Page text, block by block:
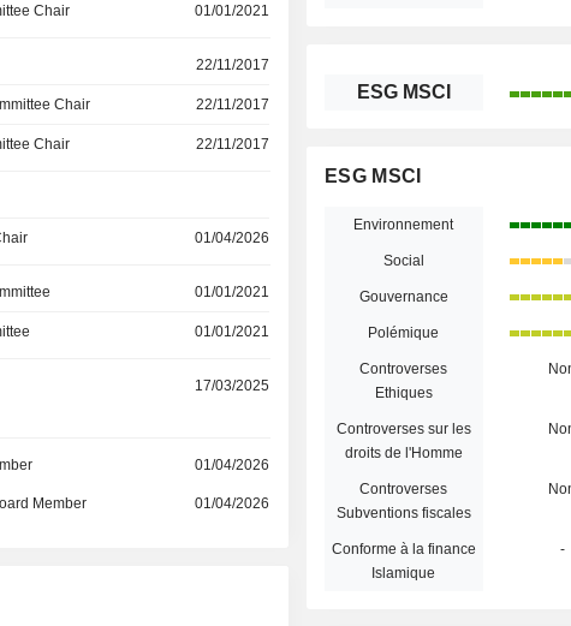
Chair 01/01/2021
22/11/2017
Chair 22/11/2017
Chair 22/11/2017
01/04/2026
01/01/2021
01/01/2021
17/03/2025
01/04/2026
Member 01/04/2026
ESG MSCI
ESG MSCI
Environnement
Social
Gouvernance
Polémique
Controverses
Ethiques
Controverses sur les
droits de l'Homme
Controverses
Subventions fiscales
Conforme à la finance
Islamique
-